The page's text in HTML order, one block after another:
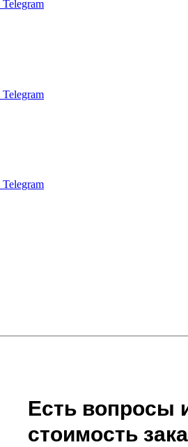
Telegram
Telegram
Telegram
Есть вопросы
стоимость